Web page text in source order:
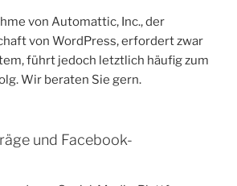
von Automattic, Inc., der
von WordPress, erfordert zwar
führt jedoch letztlich häufig zum
Wir beraten Sie gern.
und Facebook-